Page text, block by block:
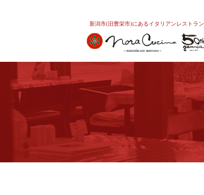
新潟市(旧豊栄市)にあるイタリアンレストラン